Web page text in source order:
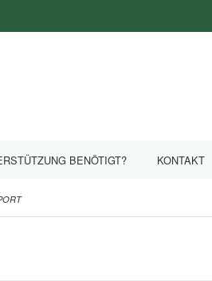
BENÖTIGT? KONTAKT